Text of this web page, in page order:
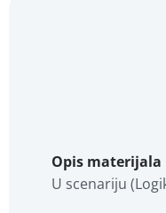
Opis materijala
U scenariju